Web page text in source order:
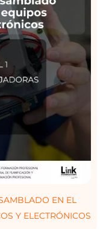
EN EL
Y ELECTRÓNICOS